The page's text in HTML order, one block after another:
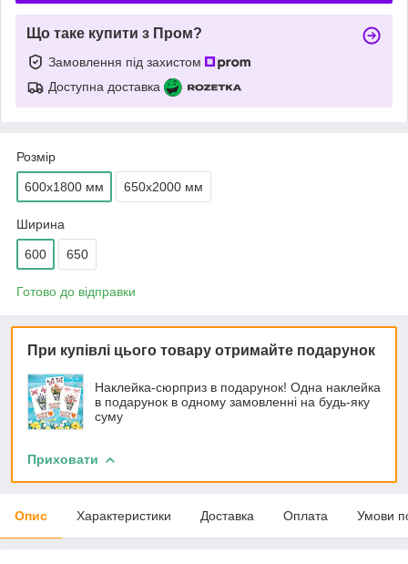
Що таке купити з Пром?
Замовлення під захистом
Доступна доставка
Розмір
600х1800 мм 650х2000 мм
Ширина
600 650
Готово до відправки
При купівлі цього товару отримайте подарунок
Наклейка-сюрприз в подарунок! Одна наклейка
в подарунок в одному замовленні на будь-яку
суму
Приховати
Опис Характеристики Доставка Оплата Умови